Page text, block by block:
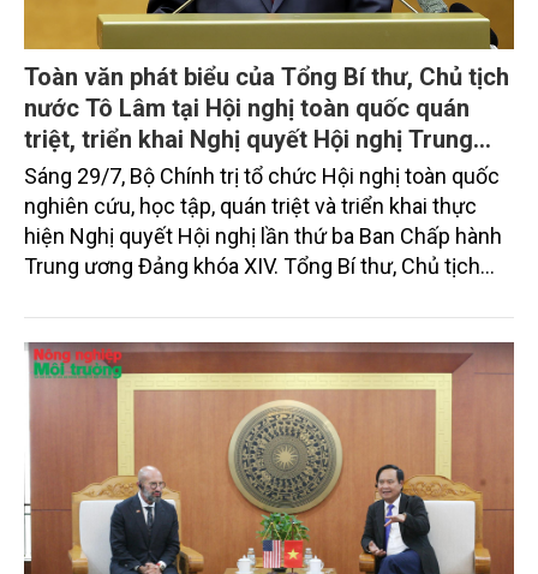
Toàn văn phát biểu của Tổng Bí thư, Chủ tịch
nước Tô Lâm tại Hội nghị toàn quốc quán
triệt, triển khai Nghị quyết Hội nghị Trung
ương 3, khóa XIV
Sáng 29/7, Bộ Chính trị tổ chức Hội nghị toàn quốc
nghiên cứu, học tập, quán triệt và triển khai thực
hiện Nghị quyết Hội nghị lần thứ ba Ban Chấp hành
Trung ương Đảng khóa XIV. Tổng Bí thư, Chủ tịch
trọng. Tạp chí Nông nghiệp và Môi trường trân trọng
giới thiệu toàn văn bài phát biểu của đồng chí Tổng
Bí thư, Chủ tịch nước.